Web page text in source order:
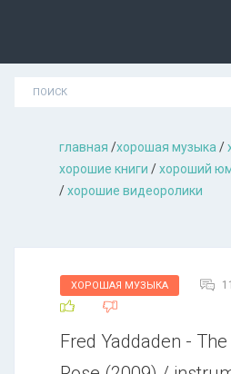
главная /хорошая музыкa /
хорошие книги /хороший
/хорошие видеоролики
ХОРОШАЯ МУЗЫКА 11
Fred Yaddaden -